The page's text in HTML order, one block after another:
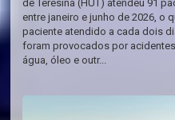
de Teresina (HUT) atendeu 91
entre janeiro e junho de 2026, o
paciente atendido a cada dois
foram provocados por
água, óleo e outr...